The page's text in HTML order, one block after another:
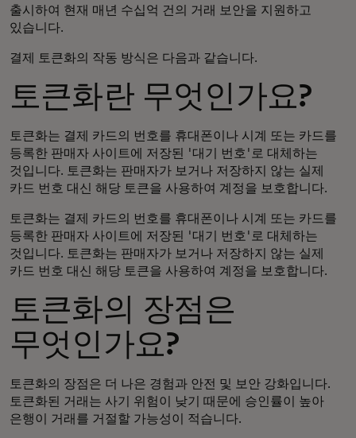
출시하여 현재 매년 수십억 건의 거래 보안을 지원하고
있습니다.
결제 토큰화의 작동 방식은 다음과 같습니다.
토큰화란 무엇인가요?
토큰화는 결제 카드의 번호를 휴대폰이나 시계 또는 카드를
등록한 판매자 사이트에 저장된 '대기 번호'로 대체하는
것입니다. 토큰화는 판매자가 보거나 저장하지 않는 실제
카드 번호 대신 해당 토큰을 사용하여 계정을 보호합니다.
토큰화는 결제 카드의 번호를 휴대폰이나 시계 또는 카드를
등록한 판매자 사이트에 저장된 '대기 번호'로 대체하는
것입니다. 토큰화는 판매자가 보거나 저장하지 않는 실제
카드 번호 대신 해당 토큰을 사용하여 계정을 보호합니다.
토큰화의 장점은
무엇인가요?
토큰화의 장점은 더 나은 경험과 안전 및 보안 강화입니다.
토큰화된 거래는 사기 위험이 낮기 때문에 승인률이 높아
은행이 거래를 거절할 가능성이 적습니다.